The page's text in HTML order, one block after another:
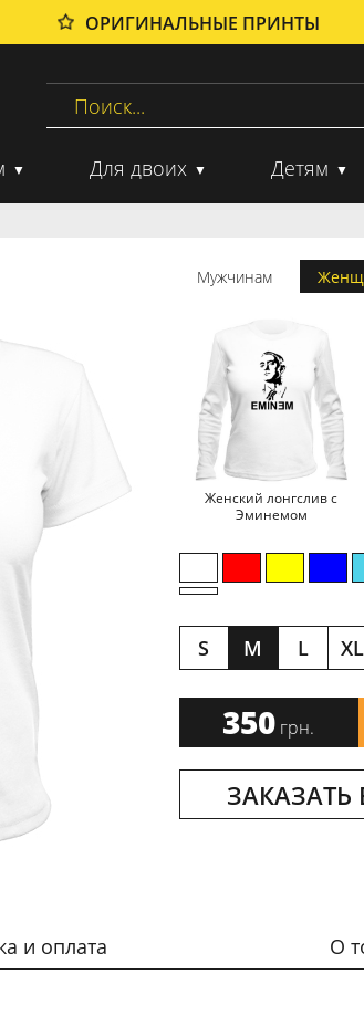
ОРИГИНАЛЬНЫЕ ПРИНТЫ
Для двоих Детям
Мужчинам
Женский лонгслив с
Эминемом
S M L XL
350 грн.
и оплата О